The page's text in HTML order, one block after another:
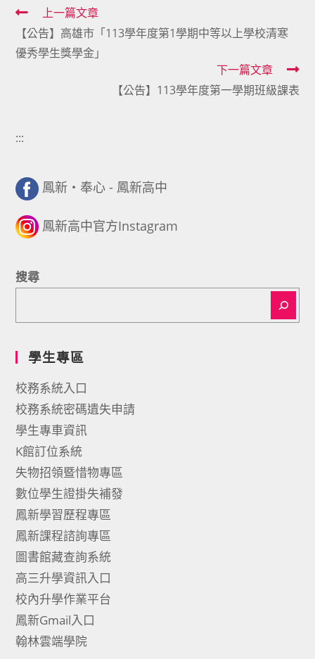
Read
more
articles
上一篇文章
【公告】高雄市「113學年度第1學期中等以上學校清寒
優秀學生獎學金」
下一篇文章
【公告】113學年度第一學期班級課表
:::
鳳新・奉心 - 鳳新高中
鳳新高中官方Instagram
搜尋
學生專區
校務系統入口
校務系統密碼遺失申請
學生專車資訊
K館訂位系統
失物招領暨惜物專區
數位學生證掛失補發
鳳新學習歷程專區
鳳新課程諮詢專區
圖書館藏查詢系統
高三升學資訊入口
校內升學作業平台
鳳新Gmail入口
翰林雲端學院